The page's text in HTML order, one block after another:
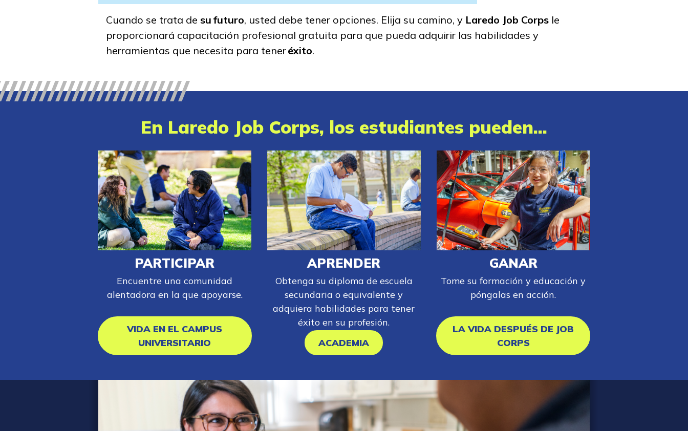
Cuando se trata de su futuro, usted debe tener opciones. Elija su camino, y Laredo Job Corps le
proporcionará capacitación profesional gratuita para que pueda adquirir las habilidades y
herramientas que necesita para teneréxito.
En Laredo Job Corps, los estudiantes pueden...
PARTICIPAR
Encuentre una comunidad
alentadora en la que apoyarse.
VIDA EN EL CAMPUS
UNIVERSITARIO
APRENDER
Obtenga su diploma de escuela
secundaria o equivalente y
adquiera habilidades para tener
éxito en su profesión.
ACADEMIA
GANAR
Tome su formación y educación y
póngalas en acción.
LA VIDA DESPUÉS DE JOB
CORPS